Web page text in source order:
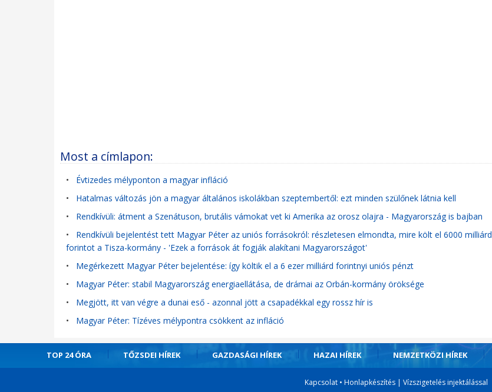
Most a címlapon:
• Évtizedes mélyponton a magyar infláció
• Hatalmas változás jön a magyar általános iskolákban szeptembertől: ezt minden szülőnek látnia kell
• Rendkívüli: átment a Szenátuson, brutális vámokat vet ki Amerika az orosz olajra - Magyarország is bajban
• Rendkívüli bejelentést tett Magyar Péter az uniós forrásokról: részletesen elmondta, mire költ el 6000 milliárd
forintot a Tisza-kormány - 'Ezek a források át fogják alakítani Magyarországot'
• Megérkezett Magyar Péter bejelentése: így költik el a 6 ezer milliárd forintnyi uniós pénzt
• Magyar Péter: stabil Magyarország energiaellátása, de drámai az Orbán-kormány öröksége
• Megjött, itt van végre a dunai eső - azonnal jött a csapadékkal egy rossz hír is
• Magyar Péter: Tízéves mélypontra csökkent az infláció
TOP 24 ÓRA TŐZSDEI HÍREK GAZDASÁGI HÍREK HAZAI HÍREK NEMZETKÖZI HÍREK
Kapcsolat• Honlapkészítés| Vízszigetelés injektálással